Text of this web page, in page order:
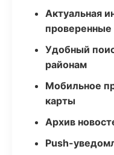
Актуальная
проверенные
Удобный
районам
Мобильное
карты
Архив
Push-